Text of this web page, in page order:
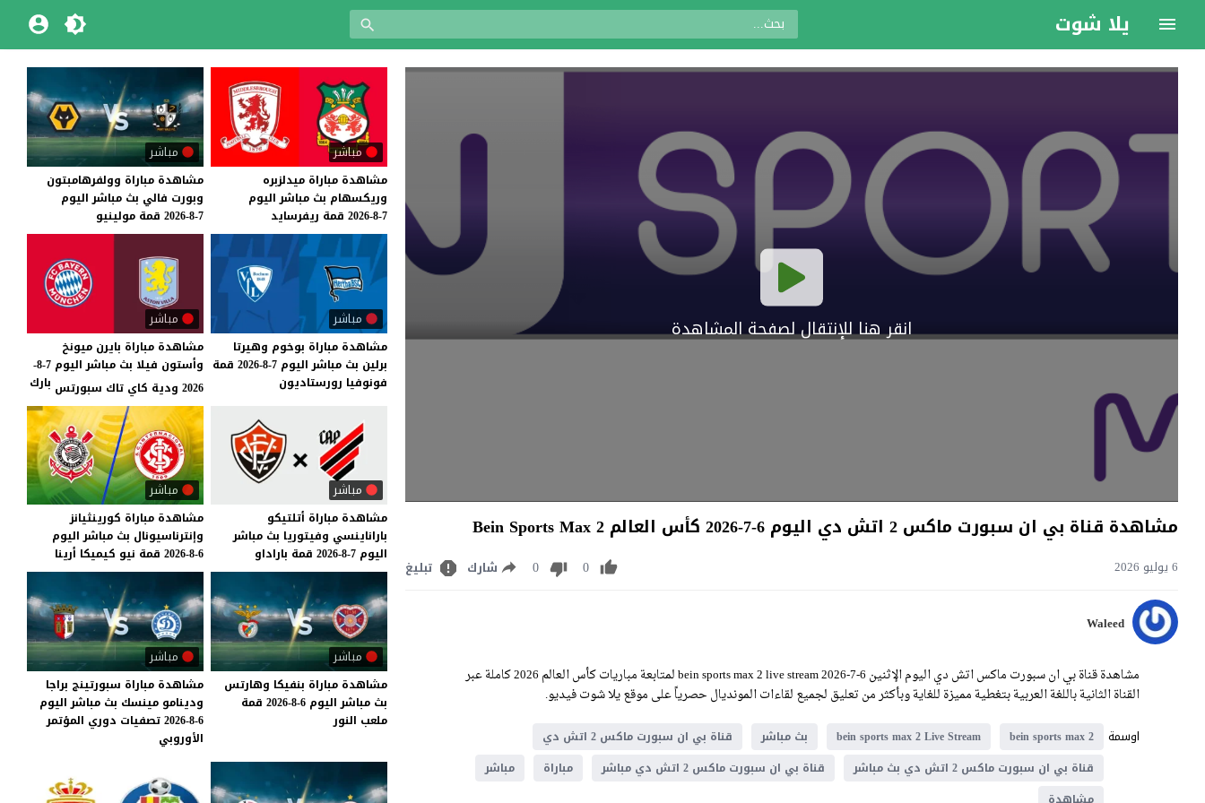
يلا شوت
انقر هنا للإنتقال لصفحة المشاهدة
مشاهدة قناة بي ان سبورت ماكس 2 اتش دي اليوم 6-7-2026 كأس العالم Bein Sports Max 2
6 يوليو 2026 0
0 شارك تبليغ
Waleed
مشاهدة قناة بي ان سبورت ماكس اتش دي اليوم الإثنين 6-7-2026 bein sports max 2 live stream لمتابعة مباريات كأس العالم 2026 كاملة عبر
القناة الثانية باللغة العربية بتغطية مميزة للغاية وبأكثر من تعليق لجميع لقاءات المونديال حصرياً على موقع يلا شوت فيديو.
اوسمة
bein sports max 2
bein sports max 2 Live Stream بث مباشر
قناة بي ان سبورت ماكس 2 اتش دي
قناة بي ان سبورت ماكس 2 اتش دي بث مباشر
قناة بي ان سبورت ماكس 2 اتش دي مباشر مباراة
مباشر
مباشر
مشاهدة مباراة ميدلزبره
وريكسهام بث مباشر اليوم
7-8-2026
قمة ريفرسايد
مباشر
مشاهدة مباراة وولفرهامبتون
وبورت فالي بث مباشر اليوم
7-8-2026
قمة مولينيو
مباشر
مشاهدة مباراة بوخوم وهيرتا
برلين بث مباشر اليوم 7-8-2026
قمة
فونوفيا رورستاديون
مباشر
مشاهدة مباراة بايرن ميونخ
وأستون فيلا بث مباشر اليوم 7-8-
2026 ودية كاي تاك سبورتس
بارك
مباشر
مشاهدة مباراة أتلتيكو
باراناينسي وفيتوريا بث مباشر
اليوم 7-8-2026 قمة باراداو
مباشر
مشاهدة مباراة كورينثيانز
وإنترناسيونال بث مباشر اليوم
6-8-2026
قمة نيو كيميكا أرينا
مباشر
مشاهدة مباراة بنفيكا وهارتس
بث مباشر اليوم 6-8-2026
قمة
ملعب النور
مباشر
مشاهدة مباراة سبورتينج براجا
ودينامو مينسك بث مباشر اليوم
6-8-2026 تصفيات دوري المؤتمر
الأوروبي